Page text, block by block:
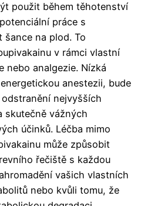
použit během těhotenství
práce s
šance na plod. To
v rámci vlastní
nebo analgezie. Nízká
anestezii, bude
nejvyšších
skutečně vážných
účinků. Léčba mimo
může způsobit
řečiště s každou
vašich vlastních
nebo kvůli tomu, že